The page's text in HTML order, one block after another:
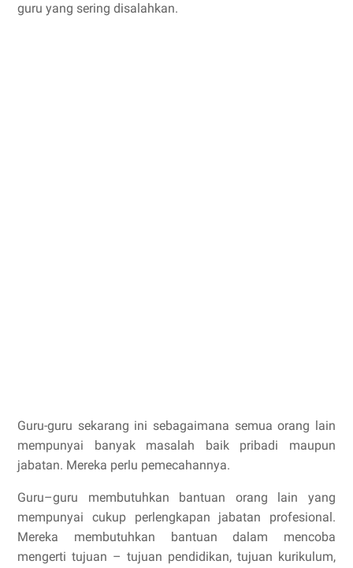
guru yang sering disalahkan.
Guru-guru sekarang ini sebagaimana semua orang lain
mempunyai banyak masalah baik pribadi maupun
jabatan. Mereka perlu pemecahannya.
Guru–guru membutuhkan bantuan orang lain yang
mempunyai cukup perlengkapan jabatan profesional.
Mereka membutuhkan bantuan dalam mencoba
mengerti tujuan – tujuan pendidikan, tujuan kurikulum,